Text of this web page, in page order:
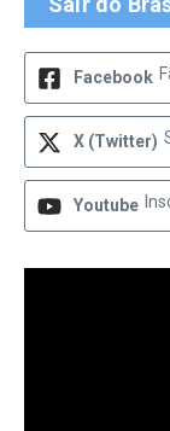
Facebook
X (Twitter)
Youtube